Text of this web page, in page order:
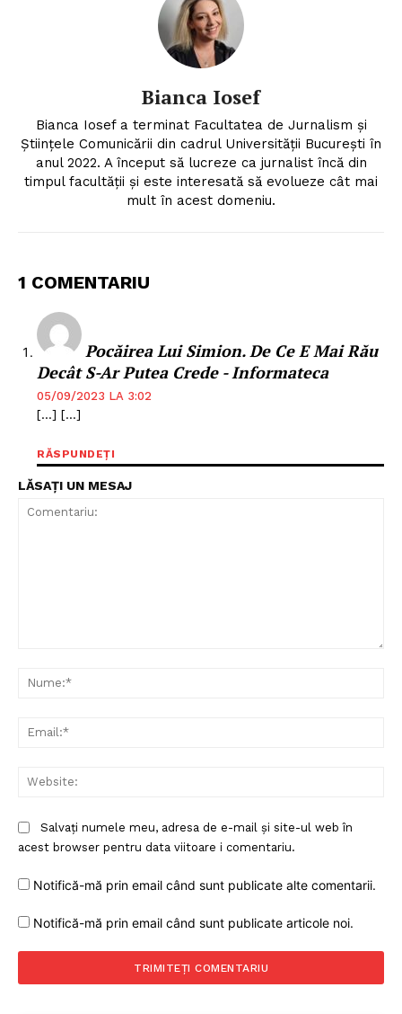
Un proiect
PRESShub
Despre noi / Echipa
Rețea
Bianca Iosef
Bianca Iosef a terminat Facultatea de Jurnalism și
Științele Comunicării din cadrul Universității București în
anul 2022. A început să lucreze ca jurnalist încă din
timpul facultății și este interesată să evolueze cât mai
mult în acest domeniu.
1 COMENTARIU
Pocăirea Lui Simion. De Ce E Mai Rău
Decât S-Ar Putea Crede - Informateca
05/09/2023 LA 3:02
[…] […]
RĂSPUNDEȚI
LĂSAȚI UN MESAJ
Salvați numele meu, adresa de e-mail și site-ul web în
acest browser pentru data viitoare i comentariu.
Notifică-mă prin email când sunt publicate alte comentarii.
Notifică-mă prin email când sunt publicate articole noi.